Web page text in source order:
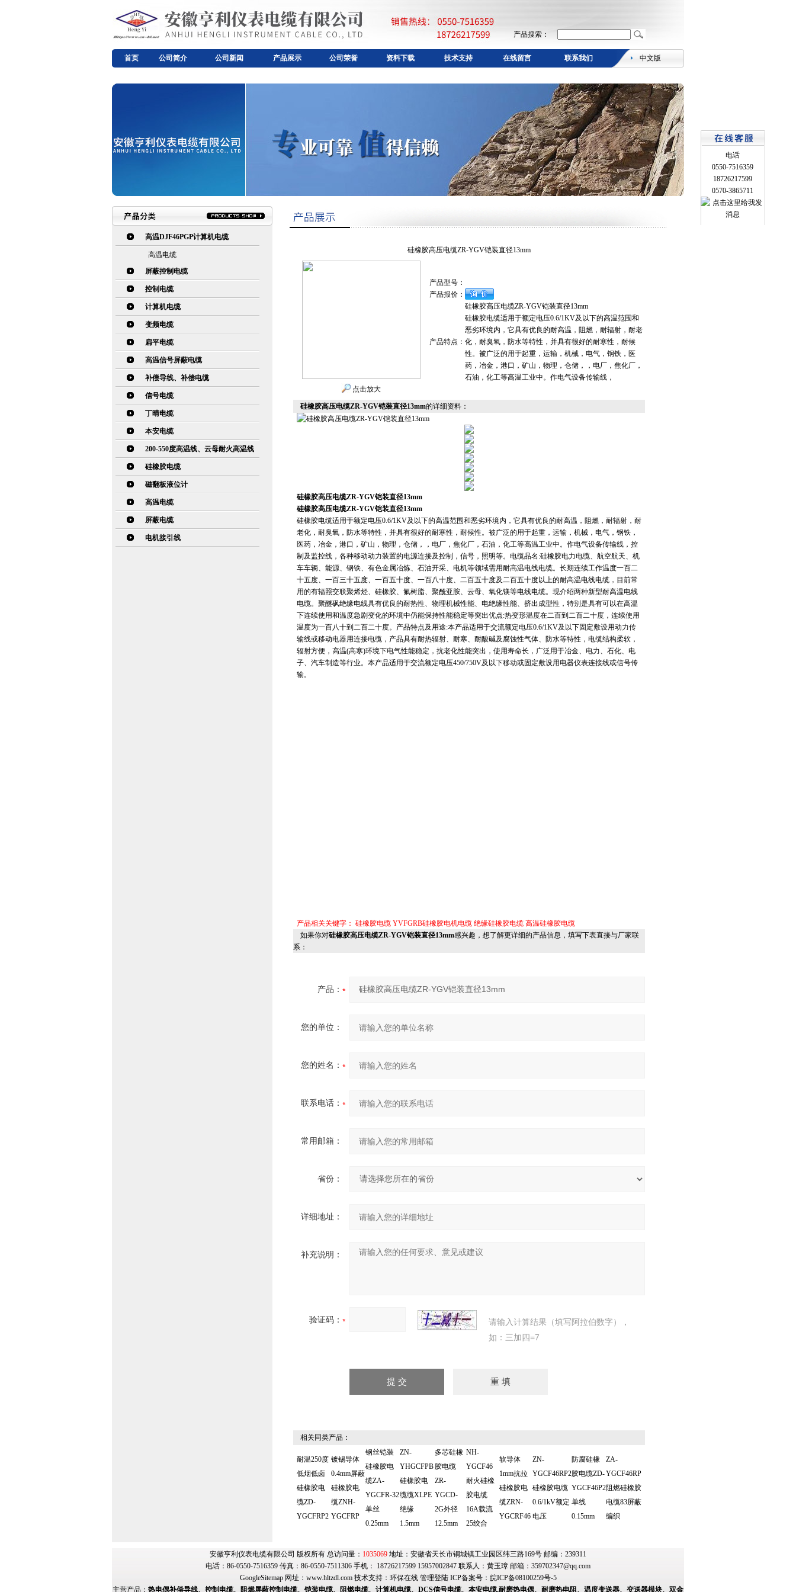
产品搜索：
首页 公司简介 公司新闻 产品展示 公司荣誉 资料下载 技术支持 在线留言 联系我们 中文版
高温DJF46PGP计算机电缆
高温电缆
屏蔽控制电缆
控制电缆
计算机电缆
变频电缆
扁平电缆
高温信号屏蔽电缆
补偿导线、补偿电缆
信号电缆
丁晴电缆
本安电缆
200-550度高温线、云母耐火高温线
硅橡胶电缆
磁翻板液位计
高温电缆
屏蔽电缆
电机接引线
硅橡胶高压电缆ZR-YGV铠装直径13mm
点击放大
产品型号：
产品报价：
产品特点：
硅橡胶高压电缆ZR-YGV铠装直径13mm
硅橡胶电缆适用于额定电压0.6/1KV及以下的高温范围和
恶劣环境内，它具有优良的耐高温，阻燃，耐辐射，耐老
化，耐臭氧，防水等特性，并具有很好的耐寒性，耐候
性。被广泛的用于起重，运输，机械，电气，钢铁，医
药，冶金，港口，矿山，物理，仓储，，电厂，焦化厂，
石油，化工等高温工业中。作电气设备传输线，
硅橡胶高压电缆ZR-YGV铠装直径13mm的详细资料：
硅橡胶高压电缆ZR-YGV铠装直径13mm
硅橡胶高压电缆ZR-YGV铠装直径13mm
硅橡胶电缆适用于额定电压0.6/1KV及以下的高温范围和恶劣环境内，它具有优良的耐高温，阻燃，耐辐射，耐
老化，耐臭氧，防水等特性，并具有很好的耐寒性，耐候性。被广泛的用于起重，运输，机械，电气，钢铁，
医药，冶金，港口，矿山，物理，仓储，，电厂，焦化厂，石油，化工等高温工业中。作电气设备传输线，控
制及监控线，各种移动动力装置的电源连接及控制，信号，照明等。电缆品名:硅橡胶电力电缆、航空航天、机
车车辆、能源、钢铁、有色金属冶炼、石油开采、电机等领域需用耐高温电线电缆。长期连续工作温度一百二
十五度、一百三十五度、一百五十度、一百八十度、二百五十度及二百五十度以上的耐高温电线电缆，目前常
用的有辐照交联聚烯烃、硅橡胶、氟树脂、聚酰亚胺、云母、氧化镁等电线电缆。现介绍两种新型耐高温电线
电缆。聚醚砜绝缘电线具有优良的耐热性、物理机械性能、电绝缘性能、挤出成型性，特别是具有可以在高温
下连续使用和温度急剧变化的环境中仍能保持性能稳定等突出优点:热变形温度在二百到二百二十度，连续使用
温度为一百八十到二百二十度。产品特点及用途:本产品适用于交流额定电压0.6/1KV及以下固定敷设用动力传
输线或移动电器用连接电缆，产品具有耐热辐射、耐寒、耐酸碱及腐蚀性气体、防水等特性，电缆结构柔软，
辐射方便，高温(高寒)环境下电气性能稳定，抗老化性能突出，使用寿命长，广泛用于冶金、电力、石化、电
子、汽车制造等行业。本产品适用于交流额定电压450/750V及以下移动或固定敷设用电器仪表连接线或信号传
输。
产品相关关键字： 硅橡胶电缆 YVFGRB硅橡胶电机电缆 绝缘硅橡胶电缆 高温硅橡胶电缆
如果你对硅橡胶高压电缆ZR-YGV铠装直径13mm感兴趣，想了解更详细的产品信息，填写下表直接与厂家联
系：
产品：
您的单位：
您的姓名：
联系电话：
常用邮箱：
省份：
详细地址：
补充说明：
验证码：
请输入计算结果（填写阿拉伯数字），
如：三加四=7
相关同类产品：
耐温250度
低烟低卤
硅橡胶电
缆ZD-
YGCFRP2
镀锡导体
0.4mm屏蔽
硅橡胶电
缆ZNH-
YGCFRP
钢丝铠装
硅橡胶电
缆ZA-
YGCFR-32
单丝
0.25mm
ZN-
YHGCFPB
硅橡胶电
缆缆XLPE
绝缘
1.5mm
多芯硅橡
胶电缆
ZR-
YGCD-
2G外径
12.5mm
NH-
YGCF46
耐火硅橡
胶电缆
16A载流
25绞合
软导体
1mm抗拉
硅橡胶电
缆ZRN-
YGCRF46
ZN-
YGCF46RP2
硅橡胶电缆
0.6/1kV额定
电压
防腐硅橡
胶电缆ZD-
YGCF46P2
单线
0.15mm
ZA-
YGCF46RP
阻燃硅橡胶
电缆83屏蔽
编织
安徽亨利仪表电缆有限公司 版权所有 总访问量： 1035069 地址：安徽省天长市铜城镇工业园区纬三路169号 邮编：239311
电话：86-0550-7516359 传真：86-0550-7511306 手机： 18726217599 15957002847 联系人：黄玉璋 邮箱： 359702347@qq.com
GoogleSitemap网址： www.hltzdl.com技术支持： 环保在线 管理登陆ICP备案号： 皖ICP备08100259号-5
主营产品： 热电偶补偿导线、控制电缆、阻燃屏蔽控制电缆、铠装电缆、阻燃电缆、计算机电缆、DCS信号电缆、本安电缆,耐磨热电偶、耐磨热电阻、温度变送器、变送器模块、双金
电话
0550-7516359
18726217599
0570-3865711